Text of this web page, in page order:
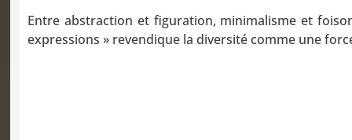
Entre abstraction et figuration, minimalisme et
expressions » revendique la diversité comme une